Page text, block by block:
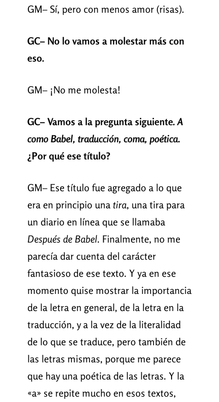
GM– Sí, pero con menos amor (risas).
GC– No lo vamos a molestar más con
eso.
GM– ¡No me molesta!
GC– Vamos a la pregunta siguiente. A
como Babel, traducción, coma, poética.
¿Por qué ese título?
GM– Ese título fue agregado a lo que
era en principio una tira, una tira para
un diario en línea que se llamaba
Después de Babel. Finalmente, no me
parecía dar cuenta del carácter
fantasioso de ese texto. Y ya en ese
momento quise mostrar la importancia
de la letra en general, de la letra en la
traducción, y a la vez de la literalidad
de lo que se traduce, pero también de
las letras mismas, porque me parece
que hay una poética de las letras. Y la
«a» se repite mucho en esos textos,